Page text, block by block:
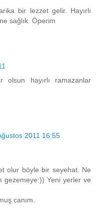
bir lezzet gelir. Hayırlı
sağlık. Öperim
olsun hayırlı ramazanlar
2011 16:55
olur böyle bir seyehat. Ne
gezemeye:)) Yeni yerler ve
canım.